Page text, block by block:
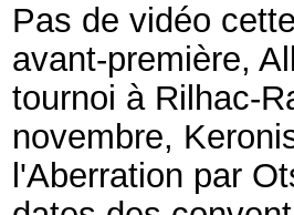
Pas de vidéo
avant-première,
tournoi à Rilhac-
novembre,
l'Aberration par